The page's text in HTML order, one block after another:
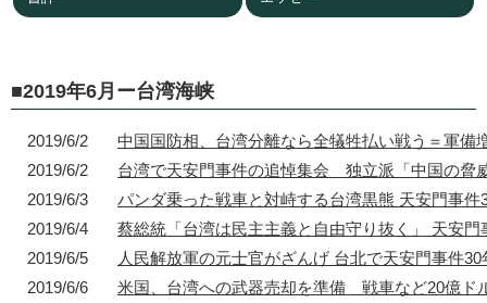
東京 日本橋 北京 前門 台北 衡陽路 ソウル 南大門
2019年6月ー台湾海峡
2019/6/2
中国国防相、台湾分離なら全犠牲払い戦う＝軍備
2019/6/2
台湾で天安門事件の追悼集会 独立派「中国の脅
2019/6/3
パンダ乗った戦車と対峙する台湾黒熊 天安門事
2019/6/4
蔡総統「台湾は民主主義と自由守り抜く」 天安門
2019/6/5
人民解放軍の元士官がざんげ 台北で天安門事件
2019/6/6
米国、台湾への武器売却を準備 戦車など20億ド